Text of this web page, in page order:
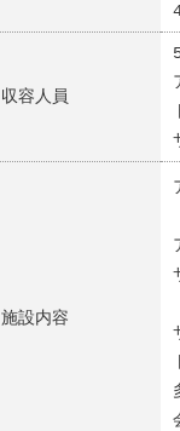
収容人員
施設内容